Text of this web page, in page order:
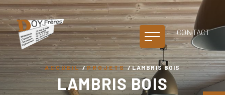
NOS MÉTIERS
RÉALISATIONS
CONTACT
CONTACT
ACCUEIL/PROJETS/LAMBRIS BOIS
LAMBRIS BOIS